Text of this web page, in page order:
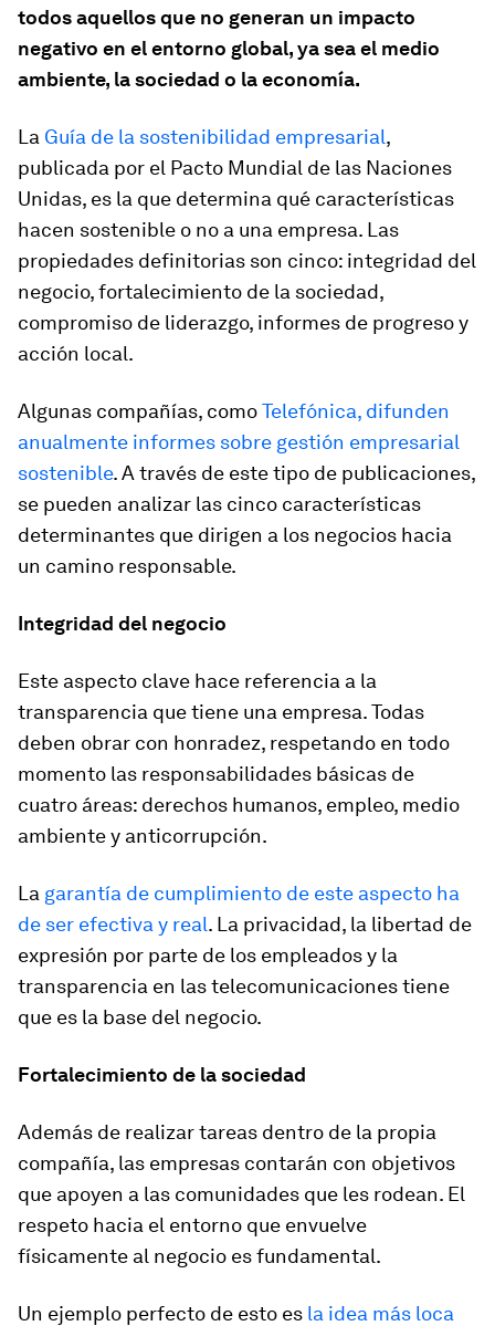
todos aquellos que no generan un impacto
negativo en el entorno global, ya sea el medio
ambiente, la sociedad o la economía.
La Guía de la sostenibilidad empresarial,
publicada por el Pacto Mundial de las Naciones
Unidas, es la que determina qué características
hacen sostenible o no a una empresa. Las
propiedades definitorias son cinco: integridad del
negocio, fortalecimiento de la sociedad,
compromiso de liderazgo, informes de progreso y
acción local.
Algunas compañías, comoTelefónica, difunden
anualmente informes sobre gestión empresarial
sostenible. A través de este tipo de publicaciones,
se pueden analizar las cinco características
determinantes que dirigen a los negocios hacia
un camino responsable.
Integridad del negocio
Este aspecto clave hace referencia a la
transparencia que tiene una empresa. Todas
deben obrar con honradez, respetando en todo
momento las responsabilidades básicas de
cuatro áreas: derechos humanos, empleo, medio
ambiente y anticorrupción.
La garantía de cumplimiento de este aspecto ha
de ser efectiva y real. La privacidad, la libertad de
expresión por parte de los empleados y la
transparencia en las telecomunicaciones tiene
que es la base del negocio.
Fortalecimiento de la sociedad
Además de realizar tareas dentro de la propia
compañía, las empresas contarán con objetivos
que apoyen a las comunidades que les rodean. El
respeto hacia el entorno que envuelve
físicamente al negocio es fundamental.
Un ejemplo perfecto de esto es la idea más loca